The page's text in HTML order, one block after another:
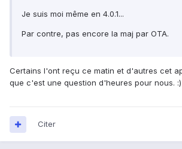
Je suis moi même en 4.0.1...
Par contre, pas encore la maj par OTA.
Certains l'ont reçu ce matin et d'autres cet
que c'est une question d'heures pour nous.
Citer